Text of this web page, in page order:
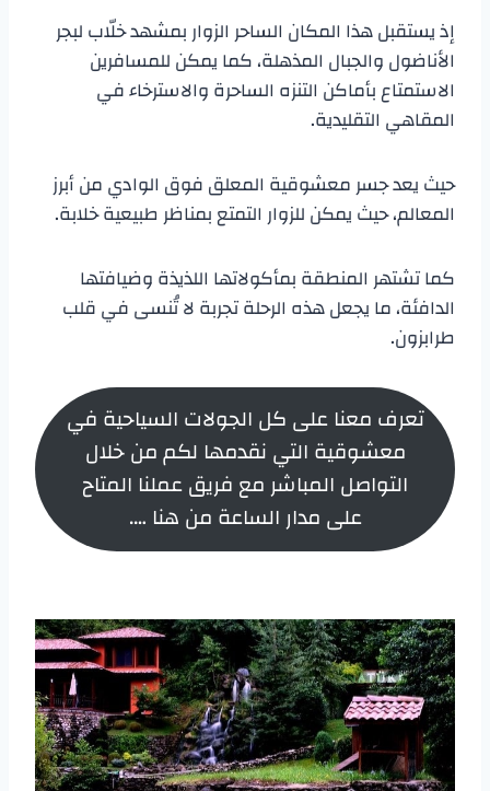
إذ يستقبل هذا المكان الساحر الزوار بمشهد خلّاب لبجر
الأناضول والجبال المذهلة، كما يمكن للمسافرين
الاستمتاع بأماكن التنزه الساحرة والاسترخاء في
المقاهي التقليدية.
حيث يعد جسر معشوقية المعلق فوق الوادي من أبرز
المعالم، حيث يمكن للزوار التمتع بمناظر طبيعية خلابة.
كما تشتهر المنطقة بمأكولاتها اللذيذة وضيافتها
الدافئة، ما يجعل هذه الرحلة تجربة لا تُنسى في قلب
طرابزون.
تعرف معنا على كل الجولات السياحية في
معشوقية التي نقدمها لكم من خلال
التواصل المباشر مع فريق عملنا المتاح
على مدار الساعة من هنا ….